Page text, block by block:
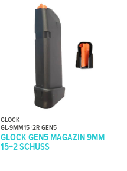
GLOCK
GL-9MM15+2R GEN5
GLOCK GEN5 MAGAZIN 9MM
15+2 SCHUSS